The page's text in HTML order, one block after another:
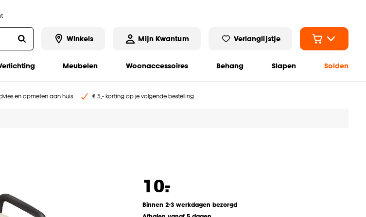
Winkels Mijn Kwantum Verlanglijstje
Meubelen Woonaccessoires Behang Slapen Solden
en opmeten aan huis € 5,- korting op je volgende bestelling
10.
-
Binnen 2-3 werkdagen bezorgd